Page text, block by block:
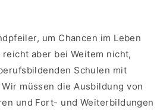
um Chancen im Leben
aber bei Weitem nicht,
Schulen mit
müssen die Ausbildung von
und Fort- und Weiterbildungen